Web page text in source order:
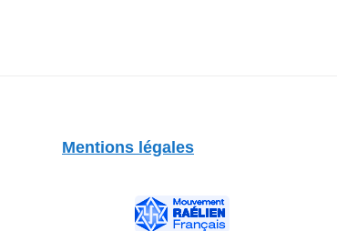
Mentions légales